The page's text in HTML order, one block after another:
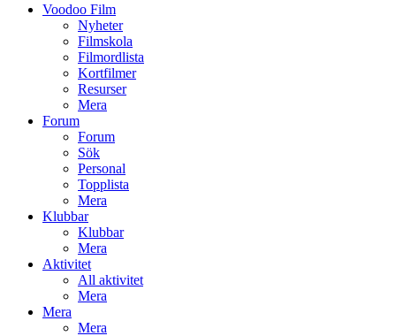
Voodoo Film
Nyheter
Filmskola
Filmordlista
Kortfilmer
Resurser
Mera
Forum
Forum
Sök
Personal
Topplista
Mera
Klubbar
Klubbar
Mera
Aktivitet
All aktivitet
Mera
Mera
Mera